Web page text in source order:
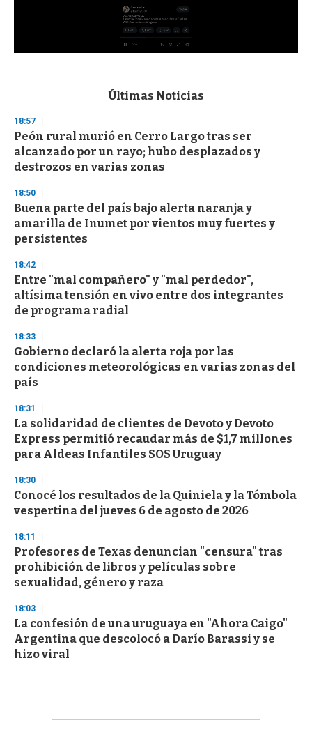
s
d
s
o
f
3
s
e
c
o
n
d
s
Últimas Noticias
18:57
Peón rural murió en Cerro Largo tras ser
alcanzado por un rayo; hubo desplazados y
destrozos en varias zonas
18:50
Buena parte del país bajo alerta naranja y
amarilla de Inumet por vientos muy fuertes y
persistentes
18:42
Entre "mal compañero" y "mal perdedor",
altísima tensión en vivo entre dos integrantes
de programa radial
18:33
Gobierno declaró la alerta roja por las
condiciones meteorológicas en varias zonas del
país
18:31
La solidaridad de clientes de Devoto y Devoto
Express permitió recaudar más de $1,7 millones
para Aldeas Infantiles SOS Uruguay
18:30
Conocé los resultados de la Quiniela y la Tómbola
vespertina del jueves 6 de agosto de 2026
18:11
Profesores de Texas denuncian "censura" tras
prohibición de libros y películas sobre
sexualidad, género y raza
18:03
La confesión de una uruguaya en "Ahora Caigo"
Argentina que descolocó a Darío Barassi y se
hizo viral